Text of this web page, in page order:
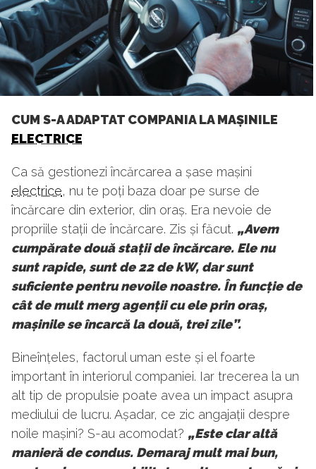
CUM S-A ADAPTAT COMPANIA LA MAȘINILE
ELECTRICE
Ca să gestionezi încărcarea a șase mașini
electrice, nu te poți baza doar pe surse de
încărcare din exterior, din oraș. Era nevoie de
propriile stații de încărcare. Zis și făcut. „Avem
cumpărate două stații de încărcare. Ele nu
sunt rapide, sunt de 22 de kW, dar sunt
suficiente pentru nevoile noastre. În funcție de
cât de mult merg agenții cu ele prin oraș,
mașinile se încarcă la două, trei zile”.
Bineînțeles, factorul uman este și el foarte
important în interiorul companiei. Iar trecerea la un
alt tip de propulsie poate avea un impact asupra
mediului de lucru. Așadar, ce zic angajații despre
noile mașini? S-au acomodat? „Este clar altă
manieră de condus. Demaraj mult mai bun,